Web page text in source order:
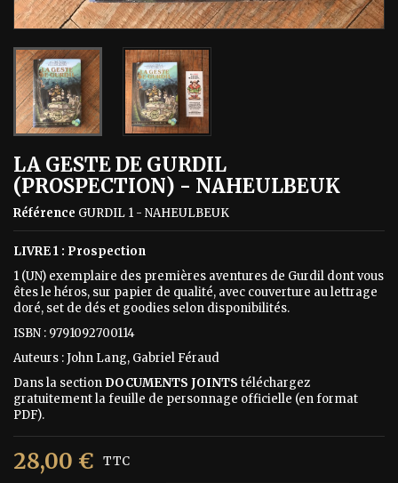
LA GESTE DE GURDIL
(PROSPECTION) - NAHEULBEUK
Référence GURDIL 1 - NAHEULBEUK
LIVRE 1 : Prospection
1 (UN) exemplaire des premières aventures de Gurdil dont vous
êtes le héros, sur papier de qualité, avec couverture au lettrage
doré, set de dés et goodies selon disponibilités.
ISBN : 9791092700114
Auteurs : John Lang, Gabriel Féraud
Dans la section DOCUMENTS JOINTS téléchargez
gratuitement la feuille de personnage officielle (en format
PDF).
28,00 € TTC